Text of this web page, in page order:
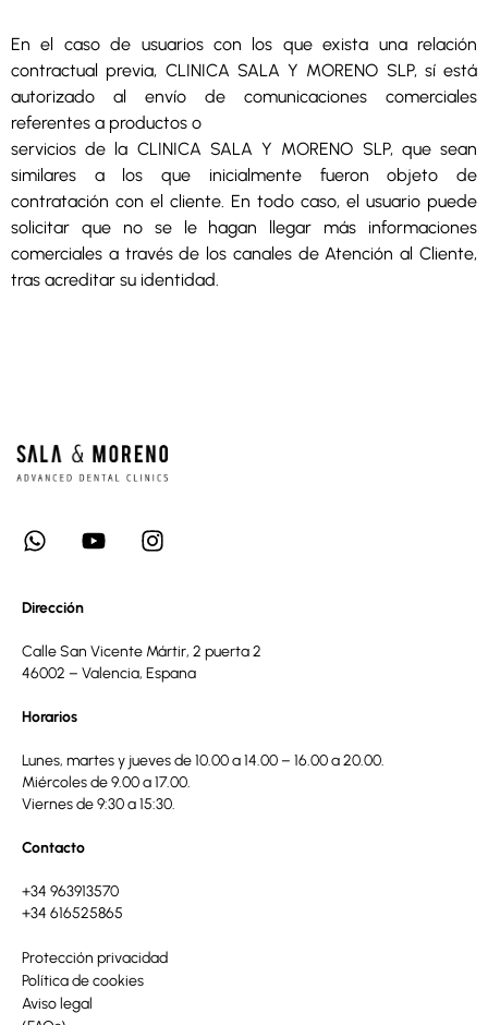
En el caso de usuarios con los que exista una relación
contractual previa, CLINICA SALA Y MORENO SLP, sí está
autorizado al envío de comunicaciones comerciales
referentes a productos o
servicios de la CLINICA SALA Y MORENO SLP, que sean
similares a los que inicialmente fueron objeto de
contratación con el cliente. En todo caso, el usuario puede
solicitar que no se le hagan llegar más informaciones
comerciales a través de los canales de Atención al Cliente,
tras acreditar su identidad.
Dirección
Calle San Vicente Mártir, 2 puerta 2
46002 – Valencia, Espana
Horarios
Lunes, martes y jueves de 10.00 a 14.00 – 16.00 a 20.00.
Miércoles de 9.00 a 17.00.
Viernes de 9:30 a 15:30.
Contacto
+34 963913570
+34 616525865
Protección privacidad
Política de cookies
Aviso legal